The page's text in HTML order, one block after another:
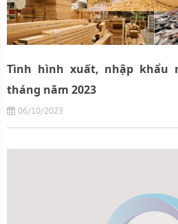
Tình hình xuất, nhập khẩu
tháng năm 2023
06/10/2023